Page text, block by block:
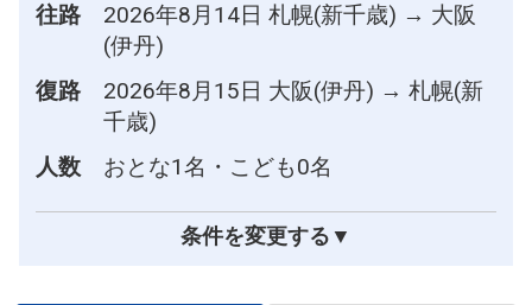
往路
2026年8月14日 札幌(新千歳) → 大阪
(伊丹)
復路
2026年8月15日 大阪(伊丹) → 札幌(新
千歳)
人数
おとな1名・こども0名
条件を変更する▼